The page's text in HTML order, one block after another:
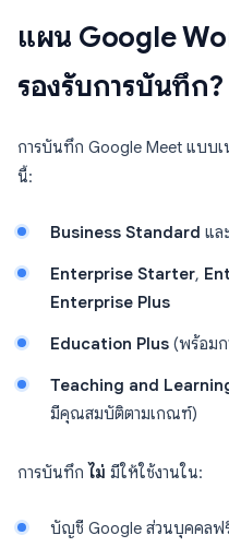
แผน Google
รองรับการบันทึก?
การบันทึก Google Meet แบบเ
นี้:
Business Standard และ
Enterprise Starter,
Enterprise Plus
Education Plus (พร้อมก
Teaching and
มีคุณสมบัติตามเกณฑ์)
การบันทึก ไม่ มีให้ใช้งานใน:
บัญชี Google ส่วนบุคคลฟ